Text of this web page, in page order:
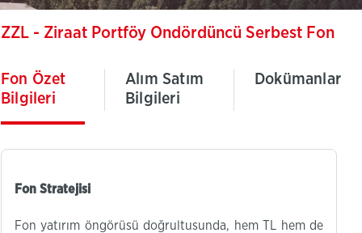
ZZL - Ziraat Portföy Ondördüncü Serbest Fon
Fon Özet
Bilgileri
Alım Satım
Bilgileri
Dokümanlar
Fon Stratejisi
Fon yatırım öngörüsü doğrultusunda, hem TL hem de